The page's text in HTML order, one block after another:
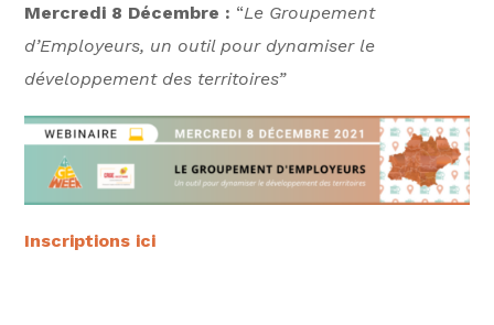
Mercredi 8 Décembre : “Le Groupement
d’Employeurs, un outil pour dynamiser le
développement des territoires”
Inscriptions ici